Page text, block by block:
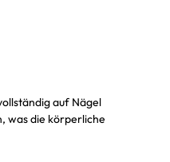
auf Nägel
was die körperliche